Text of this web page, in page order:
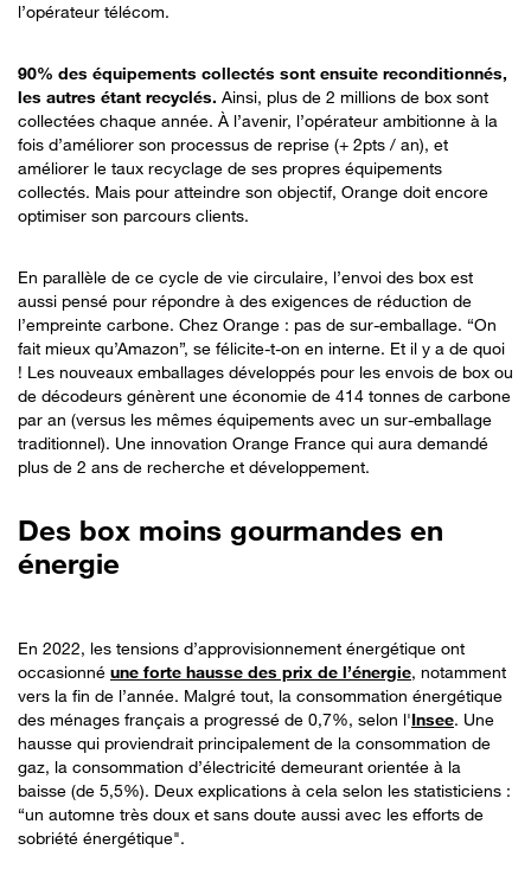
l’opérateur télécom.
90% des équipements collectés sont ensuite reconditionnés,
les autres étant recyclés. Ainsi, plus de 2 millions de box sont
collectées chaque année. À l’avenir, l’opérateur ambitionne à la
fois d’améliorer son processus de reprise (+ 2pts / an), et
améliorer le taux recyclage de ses propres équipements
collectés. Mais pour atteindre son objectif, Orange doit encore
optimiser son parcours clients.
En parallèle de ce cycle de vie circulaire, l’envoi des box est
aussi pensé pour répondre à des exigences de réduction de
l’empreinte carbone. Chez Orange : pas de sur-emballage. “On
fait mieux qu’Amazon”, se félicite-t-on en interne. Et il y a de quoi
! Les nouveaux emballages développés pour les envois de box ou
de décodeurs génèrent une économie de 414 tonnes de carbone
par an (versus les mêmes équipements avec un sur-emballage
traditionnel). Une innovation Orange France qui aura demandé
plus de 2 ans de recherche et développement.
Des box moins gourmandes en
énergie
En 2022, les tensions d’approvisionnement énergétique ont
occasionné une forte hausse des prix de l’énergie, notamment
vers la fin de l’année. Malgré tout, la consommation énergétique
des ménages français a progressé de 0,7%, selon l'Insee. Une
hausse qui proviendrait principalement de la consommation de
gaz, la consommation d’électricité demeurant orientée à la
baisse (de 5,5%). Deux explications à cela selon les statisticiens :
“un automne très doux et sans doute aussi avec les efforts de
sobriété énergétique".